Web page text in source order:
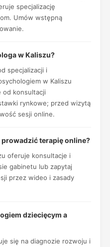
specjalizację
Umów wstępną
w Kaliszu?
specjalizacji i
w Kaliszu
od konsultacji
rynkowe; przed wizytą
sesji online.
terapię online?
oferuje konsultacje i
gabinetu lub zapytaj
przez wideo i zasady
dziecięcym a
się na diagnozie rozwoju i